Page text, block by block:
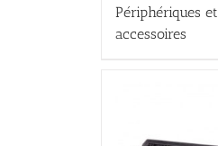
Périphériques et
accessoires